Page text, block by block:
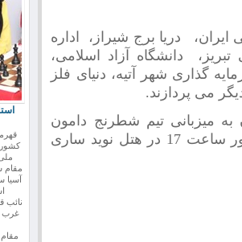
دریا برج شیراز، اداره
دانشگاه آزاد اسلامی،
گذاری شهر آتیه، دنیای فلز
می پردازند.
میزبانی تیم شطرنج دامون
شمال مازندران از امروز, چهارشنبه 6 شهریور ساعت 17 در هتل نوید ساری
نائب